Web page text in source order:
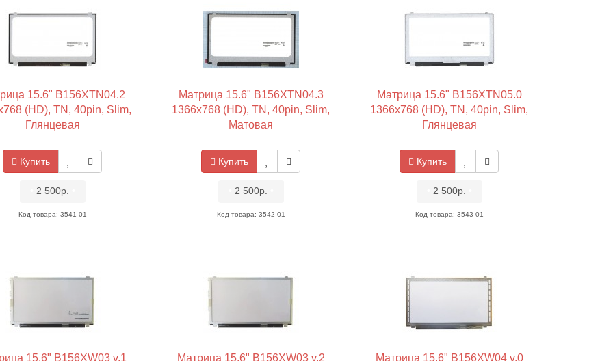
15.6" B156XTN04.2
(HD), TN, 40pin, Slim,
Глянцевая
Купить
2 500р.
Код товара: 3541-01
Матрица 15.6" B156XTN04.3
1366x768 (HD), TN, 40pin, Slim,
Матовая
Купить
2 500р.
Код товара: 3542-01
Матрица 15.6" B156XTN05.0
1366x768 (HD), TN, 40pin, Slim,
Глянцевая
Купить
2 500р.
Код товара: 3543-01
15.6" B156XW03 v.1 Матрица 15.6" B156XW03 v.2 Матрица 15.6" B156XW04 v.0